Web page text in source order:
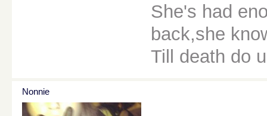
She's had
back,she
Till death do
Nonnie